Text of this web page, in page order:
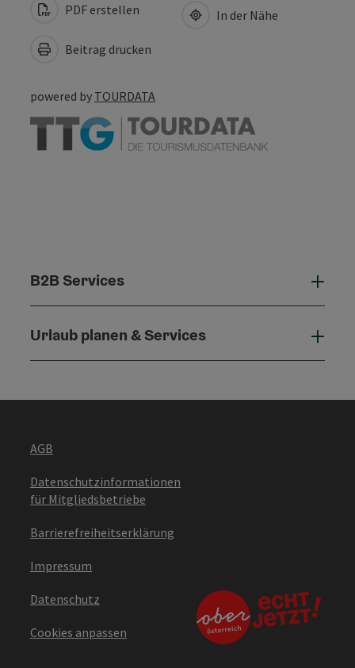
PDF erstellen
Beitrag drucken
In der Nähe
powered by TOURDATA
B2B Services
Urlaub planen & Services
AGB
Datenschutzinformationen
für Mitgliedsbetriebe
Barrierefreiheitserklärung
Impressum
Datenschutz
Cookies anpassen